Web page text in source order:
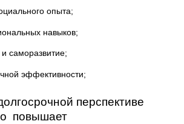
опыта;
навыков;
саморазвитие;
эффективности;
перспективе
повышает